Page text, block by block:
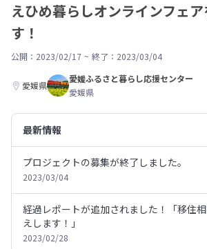
えひめ暮らしオンラインフェ
す！
公開：2023/02/17 ~ 終了：2023/03/04
愛媛県
愛媛ふるさと暮らし応援センター
愛媛県
最新情報
プロジェクトの募集が終了しました。
2023/03/04
経過レポートが追加されました！「移住
えします！」
2023/02/28